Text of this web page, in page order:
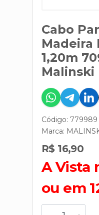
Cabo
Madeira
1,20m
Malinski
Código: 779989
Marca:
R$ 16,90
A Vista
ou em